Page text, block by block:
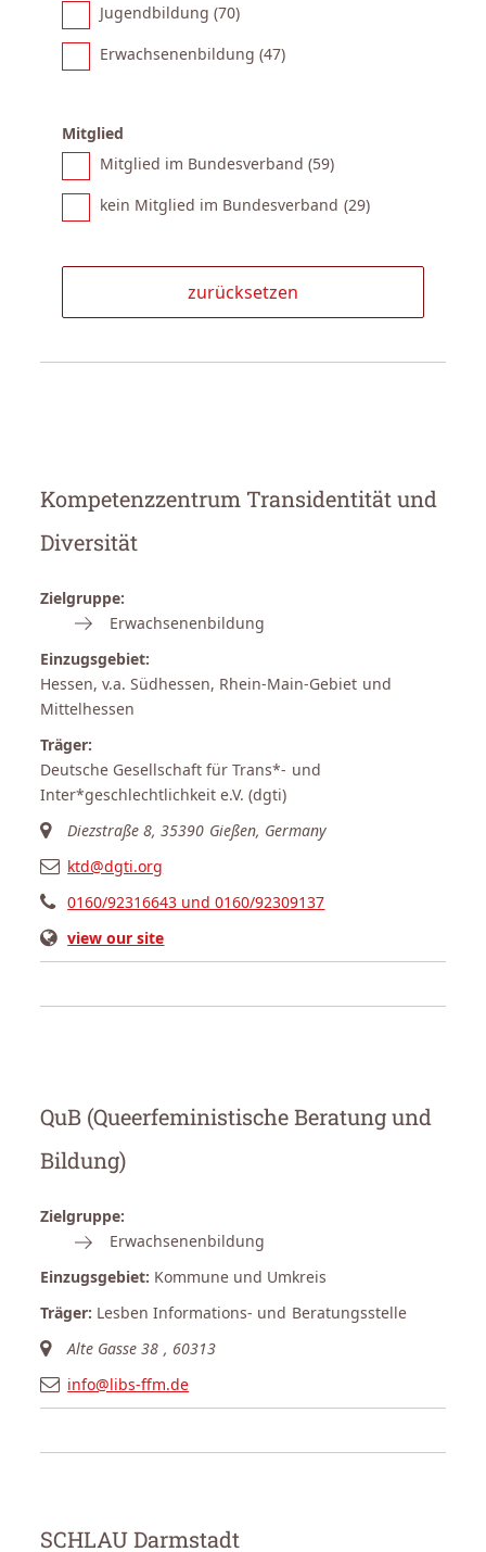
Jugendbildung (70)
Erwachsenenbildung (47)
Mitglied
Mitglied im Bundesverband (59)
kein Mitglied im Bundesverband (29)
Kompetenzzentrum Transidentität und
Diversität
Zielgruppe:
Erwachsenenbildung
Einzugsgebiet:
Hessen, v.a. Südhessen, Rhein-Main-Gebiet und
Mittelhessen
Träger:
Deutsche Gesellschaft für Trans*- und
Inter*geschlechtlichkeit e.V. (dgti)
Diezstraße 8, 35390 Gießen, Germany
ktd@dgti.org
0160/92316643 und 0160/92309137
view our site
QuB (Queerfeministische Beratung und
Bildung)
Zielgruppe:
Erwachsenenbildung
Einzugsgebiet: Kommune und Umkreis
Träger: Lesben Informations- und Beratungsstelle
Alte Gasse 38 , 60313
info@libs-ffm.de
SCHLAU Darmstadt